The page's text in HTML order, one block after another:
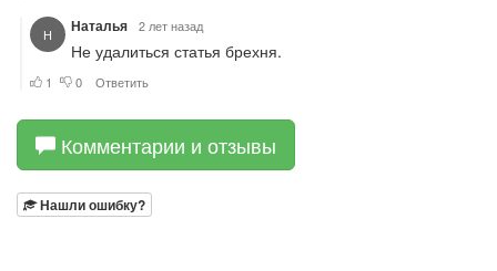
Комментарии и отзывы
Нашли ошибку?